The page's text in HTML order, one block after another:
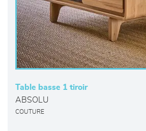
Table basse 1 tiroir
ABSOLU
COUTURE